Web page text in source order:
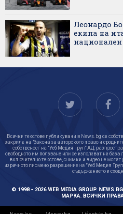
Леонардо
екипа на
национален
Всички текстове публикувани в News.bg са
закрила на "Закона за авторското право и
собственост на "Уеб Медия Груп" АД,
свободното им ползване или се използват на
включително текстове, снимки и видео не
изричното писмено разрешение на "Уеб Медия
съдържанието и
© 1998 - 2026 WEB MEDIA GROUP.
МАРКА. ВСИЧКИ